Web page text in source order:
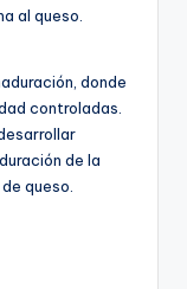
al queso.
donde
controladas.
de la
queso.